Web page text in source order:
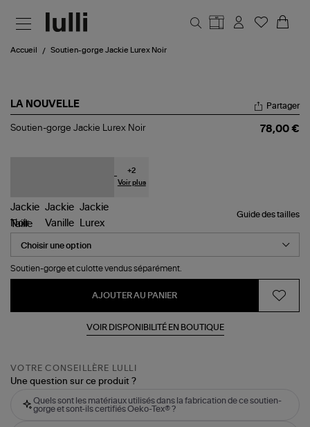
Accueil Soutien-gorge Jackie Lurex Noir
LA NOUVELLE
Soutien-
Partager
Soutien-gorge Jackie Lurex Noir 78,00 €
+2
Voir plus
Guide des tailles
Taille
Soutien-gorge et culotte vendus séparément.
AJOUTER AU PANIER
VOIR DISPONIBILITÉ EN BOUTIQUE
VOTRE CONSEILLÈRE LULLI
Une question sur ce produit ?
Quels sont les matériaux utilisés dans la fabrication de ce soutien-
gorge et sont-ils certifiés Oeko-Tex® ?